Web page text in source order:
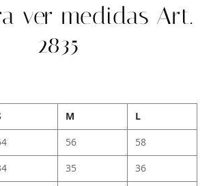
ver medidas Art.
2835
M
L
56
58
35
36